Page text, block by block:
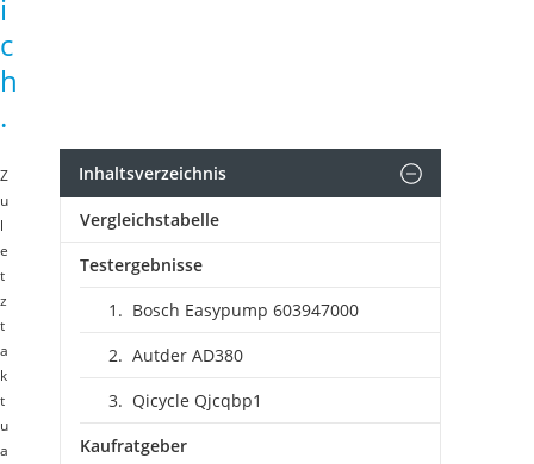
i
c
h
.
Z
u
l
e
t
z
t
a
k
t
u
a
Inhaltsverzeichnis
Vergleichstabelle
Testergebnisse
Bosch Easypump 603947000
Autder ‎AD380
Qicycle Qjcqbp1
Kaufratgeber